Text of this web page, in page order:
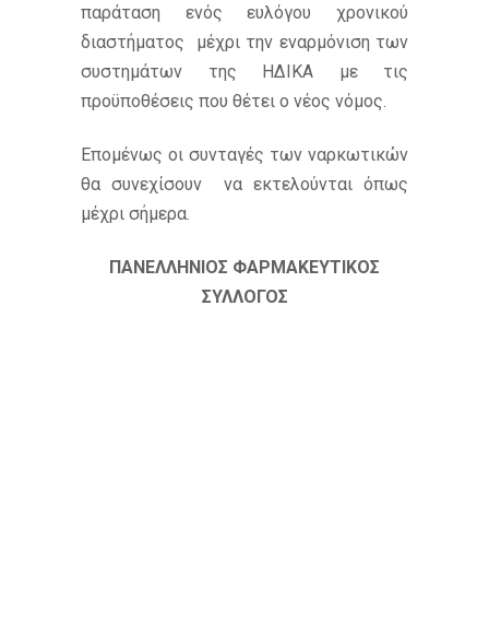
παράταση ενός ευλόγου χρονικού
διαστήματος μέχρι την εναρμόνιση των
συστημάτων της ΗΔΙΚΑ με τις
προϋποθέσεις που θέτει ο νέος νόμος.
Επομένως οι συνταγές των ναρκωτικών
θα συνεχίσουν να εκτελούνται όπως
μέχρι σήμερα.
ΠΑΝΕΛΛΗΝΙΟΣ ΦΑΡΜΑΚΕΥΤΙΚΟΣ
ΣΥΛΛΟΓΟΣ